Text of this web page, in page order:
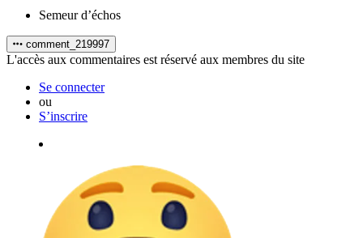
Semeur d’échos
comment_219997
L'accès aux commentaires est réservé aux membres du site
Se connecter
ou
S’inscrire